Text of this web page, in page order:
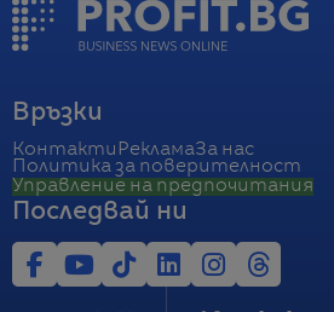
Връзки
Контакти РекламаЗа нас
Политика за поверителност
Управление на предпочитания
Последвай ни